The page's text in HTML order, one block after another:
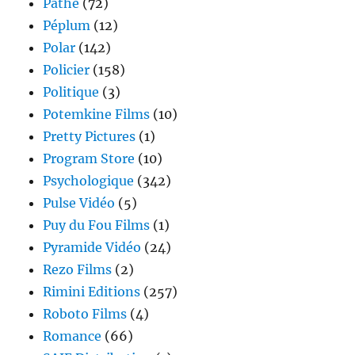
Péplum (12)
Polar (142)
Policier (158)
Politique (3)
Potemkine Films (10)
Pretty Pictures (1)
Program Store (10)
Psychologique (342)
Pulse Vidéo (5)
Puy du Fou Films (1)
Pyramide Vidéo (24)
Rezo Films (2)
Rimini Editions (257)
Roboto Films (4)
Romance (66)